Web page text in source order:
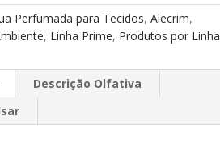
Perfumada para Tecidos, Alecrim,
, Linha Prime, Produtos por Linha
Descrição Olfativa